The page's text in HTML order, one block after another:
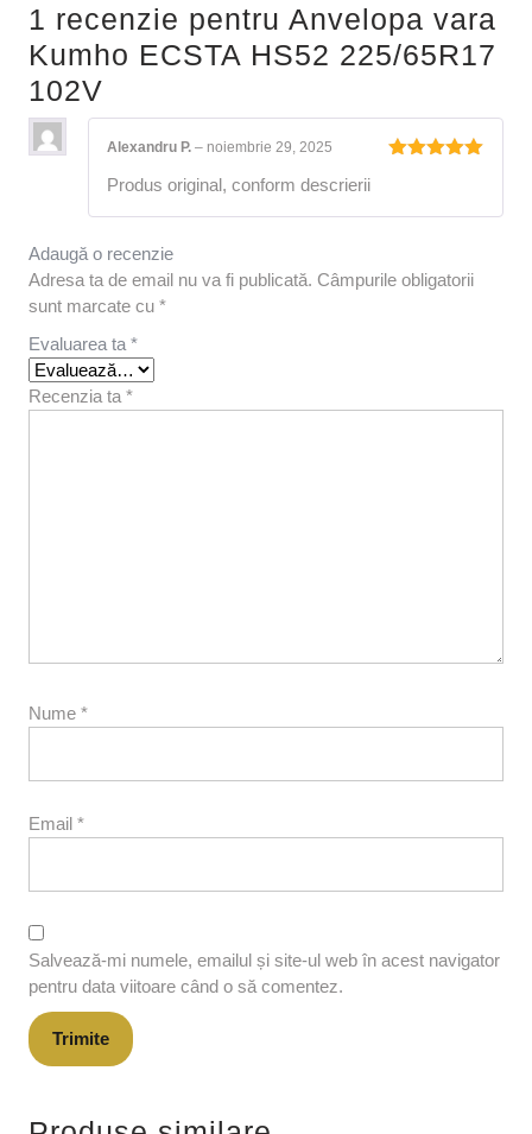
1 recenzie pentru Anvelopa vara
Kumho ECSTA HS52 225/65R17
102V
Alexandru P. – noiembrie 29, 2025
Produs original, conform descrierii
Adaugă o recenzie
Adresa ta de email nu va fi publicată. Câmpurile obligatorii
sunt marcate cu *
Evaluarea ta *
Recenzia ta *
Nume *
Email *
Salvează-mi numele, emailul și site-ul web în acest navigator
pentru data viitoare când o să comentez.